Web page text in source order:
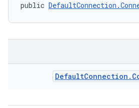
public
DefaultConnection .